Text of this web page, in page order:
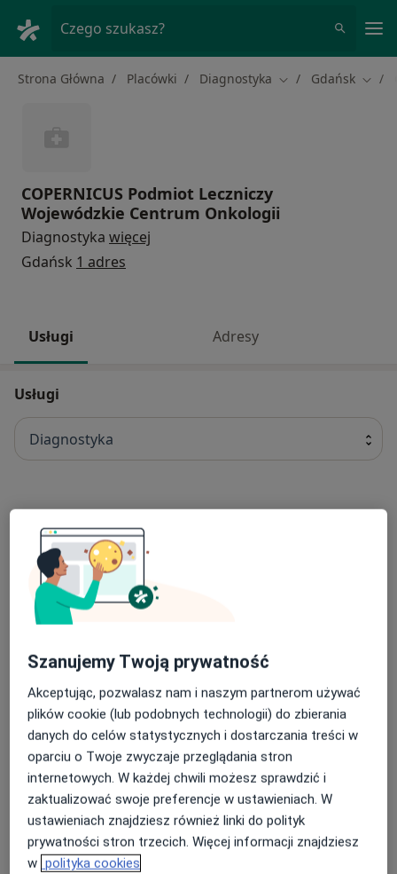
Czego szukasz?
Strona Główna Placówki Diagnostyka Zmień miasto
Gdańsk
COPERNICUS Podmiot Leczniczy
Wojewódzkie Centrum Onkologii
Diagnostyka więcej
Gdańsk 1 adres
Usługi Adresy
Usługi
Diagnostyka
Od 30 zł
RTG żuchwy
30 zł
RTG podudzia
30 zł
RTG ramienia
30 zł
RTG barku
30 zł
Szanujemy Twoją prywatność
Akceptując, pozwalasz nam i naszym partnerom używać
plików cookie (lub podobnych technologii) do zbierania
danych do celów statystycznych i dostarczania treści w
oparciu o Twoje zwyczaje przeglądania stron
internetowych. W każdej chwili możesz sprawdzić i
zaktualizować swoje preferencje w ustawieniach. W
ustawieniach znajdziesz również linki do polityk
prywatności stron trzecich. Więcej informacji znajdziesz
w polityka cookies